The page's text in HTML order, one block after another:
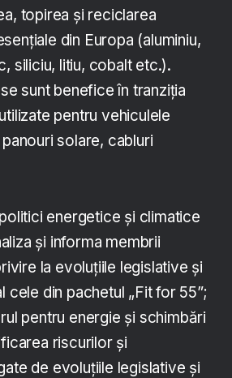
topirea și reciclarea
din Europa (aluminiu,
siliciu, litiu, cobalt etc.).
sunt benefice în tranziția
pentru vehiculele
solare, cabluri
energetice și climatice
și informa membrii
la evoluțiile legislative și
cele din pachetul „Fit for 55”;
pentru energie și schimbări
riscurilor și
de evoluțiile legislative și